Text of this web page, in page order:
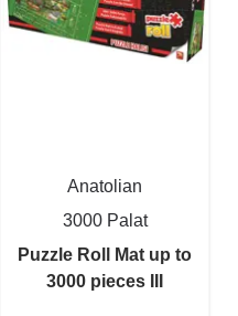
Anatolian
3000 Palat
Puzzle Roll Mat up to
3000 pieces III